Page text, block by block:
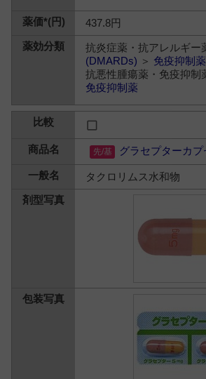
437.8円
抗炎症薬・抗アレルギー
(DMARDs) ＞ 免疫抑制薬
抗悪性腫瘍薬・免疫抑制
免疫抑制薬
グラセプターカプ
タクロリムス水和物